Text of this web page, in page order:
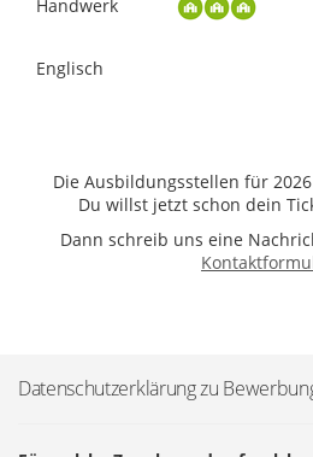
Handwerk
Englisch
Die Ausbildungsstellen für
Du willst jetzt schon dein
Dann schreib uns eine
Datenschutzerklärung zu